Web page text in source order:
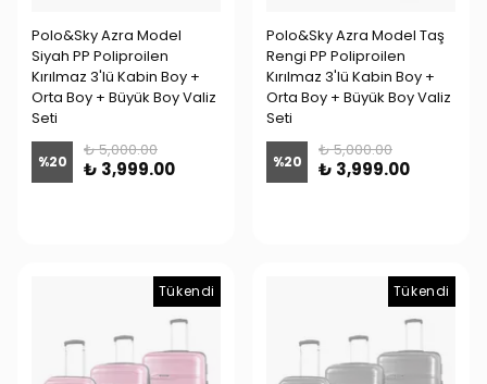
Polo&Sky Azra Model
Siyah PP Poliproilen
Kırılmaz 3'lü Kabin Boy +
Orta Boy + Büyük Boy Valiz
Seti
%20
₺ 5,000.00
₺ 3,999.00
Polo&Sky Azra Model Taş
Rengi PP Poliproilen
Kırılmaz 3'lü Kabin Boy +
Orta Boy + Büyük Boy Valiz
Seti
%20
₺ 5,000.00
₺ 3,999.00
Tükendi Tükendi